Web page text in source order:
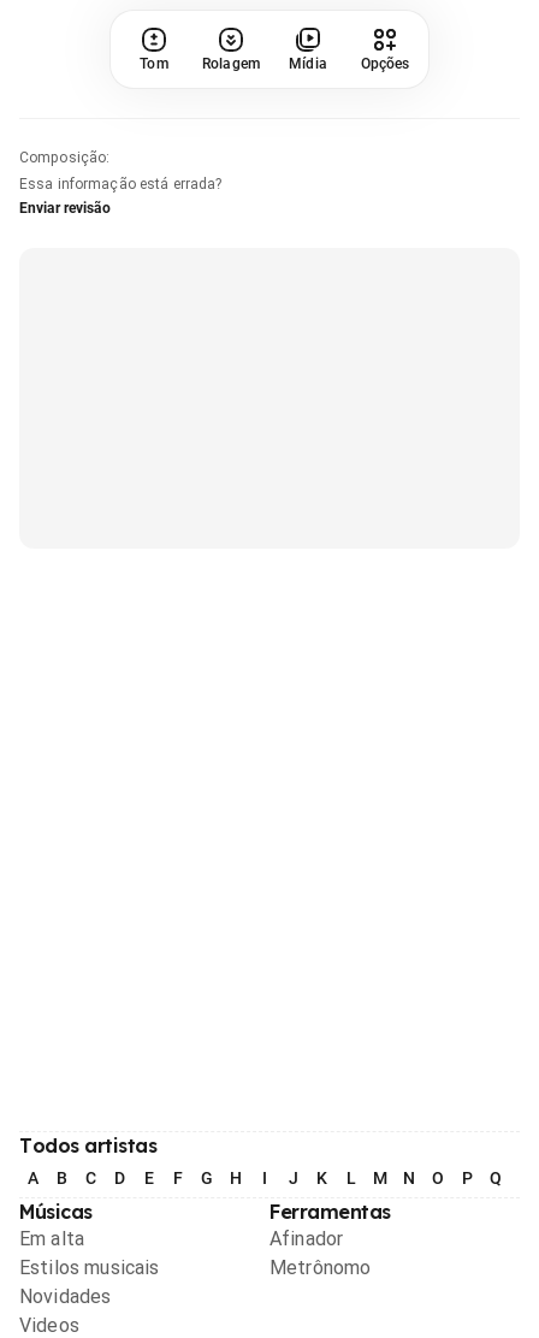
Tom Rolagem Mídia Opções
Composição:
Essa informação está errada?
Enviar revisão
Todos artistas
A B C D E F G H I J K L M N O P Q
Músicas
Em alta
Estilos musicais
Novidades
Videos
Ferramentas
Afinador
Metrônomo